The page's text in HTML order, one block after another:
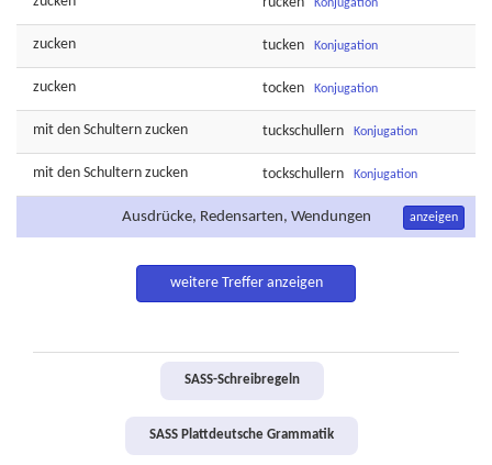
Konjugation
zucken tucken Konjugation
zucken tocken Konjugation
mit den Schultern zucken tuckschullern Konjugation
mit den Schultern zucken tockschullern Konjugation
Ausdrücke, Redensarten, Wendungen anzeigen
weitere Treffer anzeigen
SASS-Schreibregeln
SASS Plattdeutsche Grammatik